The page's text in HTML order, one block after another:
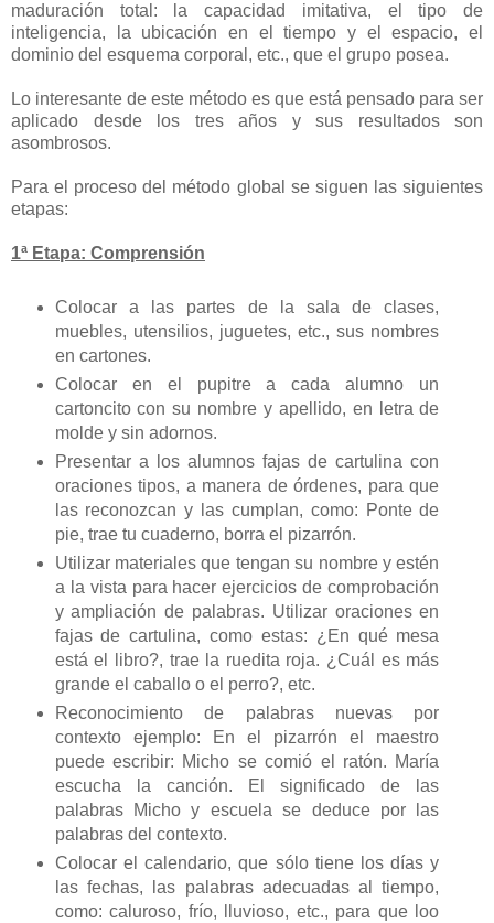
maduración total: la capacidad imitativa, el tipo de
inteligencia, la ubicación en el tiempo y el espacio, el
dominio del esquema corporal, etc., que el grupo posea.
Lo interesante de este método es que está pensado para ser
aplicado desde los tres años y sus resultados son
asombrosos.
Para el proceso del método global se siguen las siguientes
etapas:
1ª Etapa: Comprensión
Colocar a las partes de la sala de clases,
muebles, utensilios, juguetes, etc., sus nombres
en cartones.
Colocar en el pupitre a cada alumno un
cartoncito con su nombre y apellido, en letra de
molde y sin adornos.
Presentar a los alumnos fajas de cartulina con
oraciones tipos, a manera de órdenes, para que
las reconozcan y las cumplan, como: Ponte de
pie, trae tu cuaderno, borra el pizarrón.
Utilizar materiales que tengan su nombre y estén
a la vista para hacer ejercicios de comprobación
y ampliación de palabras. Utilizar oraciones en
fajas de cartulina, como estas: ¿En qué mesa
está el libro?, trae la ruedita roja. ¿Cuál es más
grande el caballo o el perro?, etc.
Reconocimiento de palabras nuevas por
contexto ejemplo: En el pizarrón el maestro
puede escribir: Micho se comió el ratón. María
escucha la canción. El significado de las
palabras Micho y escuela se deduce por las
palabras del contexto.
Colocar el calendario, que sólo tiene los días y
las fechas, las palabras adecuadas al tiempo,
como: caluroso, frío, lluvioso, etc., para que loo